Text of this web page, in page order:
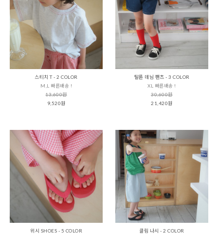
스티치 T - 2 COLOR
M,L 빠른배송 !
13,600원
9,520원
탈론 데님 팬츠 - 3 COLOR
XL 빠른배송 !
30,600원
21,420원
위시 SHOES - 5 COLOR
클림 나시 - 2 COLOR